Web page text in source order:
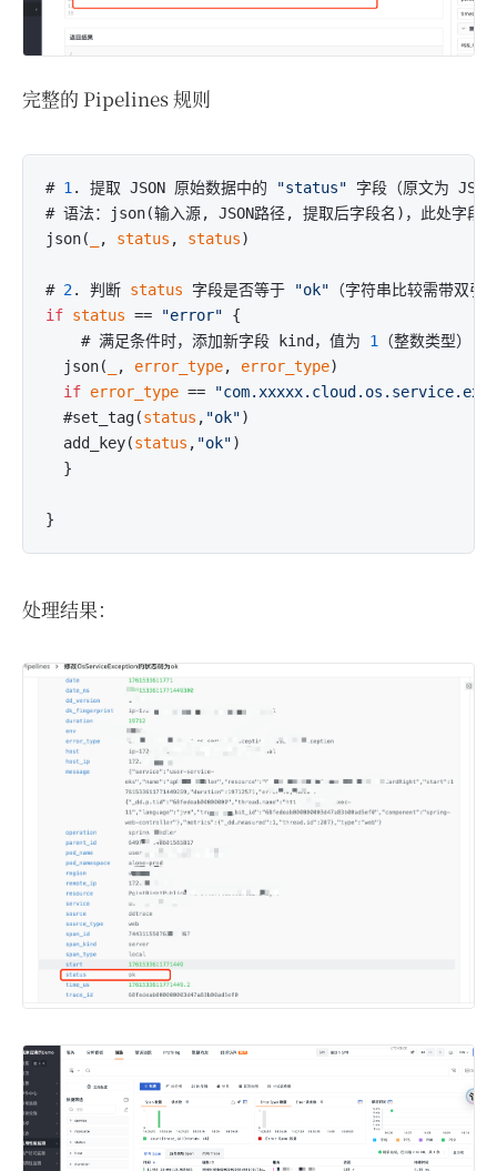
完整的 Pipelines 规则
# 1 . 提取 JSON 原始数据中的 "status" 字段（原文为
# 语法：json(输入源, JSON路径, 提取后字段名)，此处字段
json(
, status , status)
# 2. 判断 status 字段是否等于
"ok"
if status == "error" {
    # 满足条件时，添加新字段 kind，值为
1
（整数类型）
  json(
, error_type, error_type)
if error_type ==
  #set_tag(
status , "ok")
  add_key(
status , "ok")
  }
处理结果：